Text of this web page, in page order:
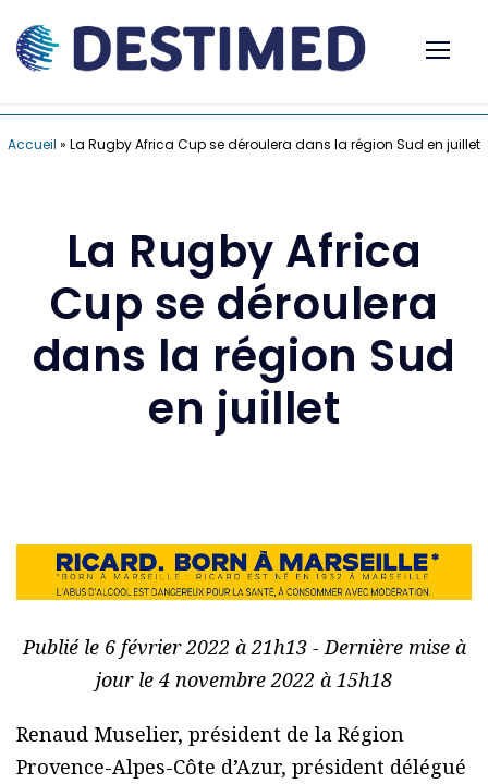
Accueil » La Rugby Africa Cup se déroulera dans la région Sud en juillet
La Rugby Africa
Cup se déroulera
dans la région Sud
en juillet
Publié le 6 février 2022 à 21h13 - Dernière mise à
jour le 4 novembre 2022 à 15h18
Renaud Muselier, président de la Région
Provence-Alpes-Côte d’Azur, président délégué